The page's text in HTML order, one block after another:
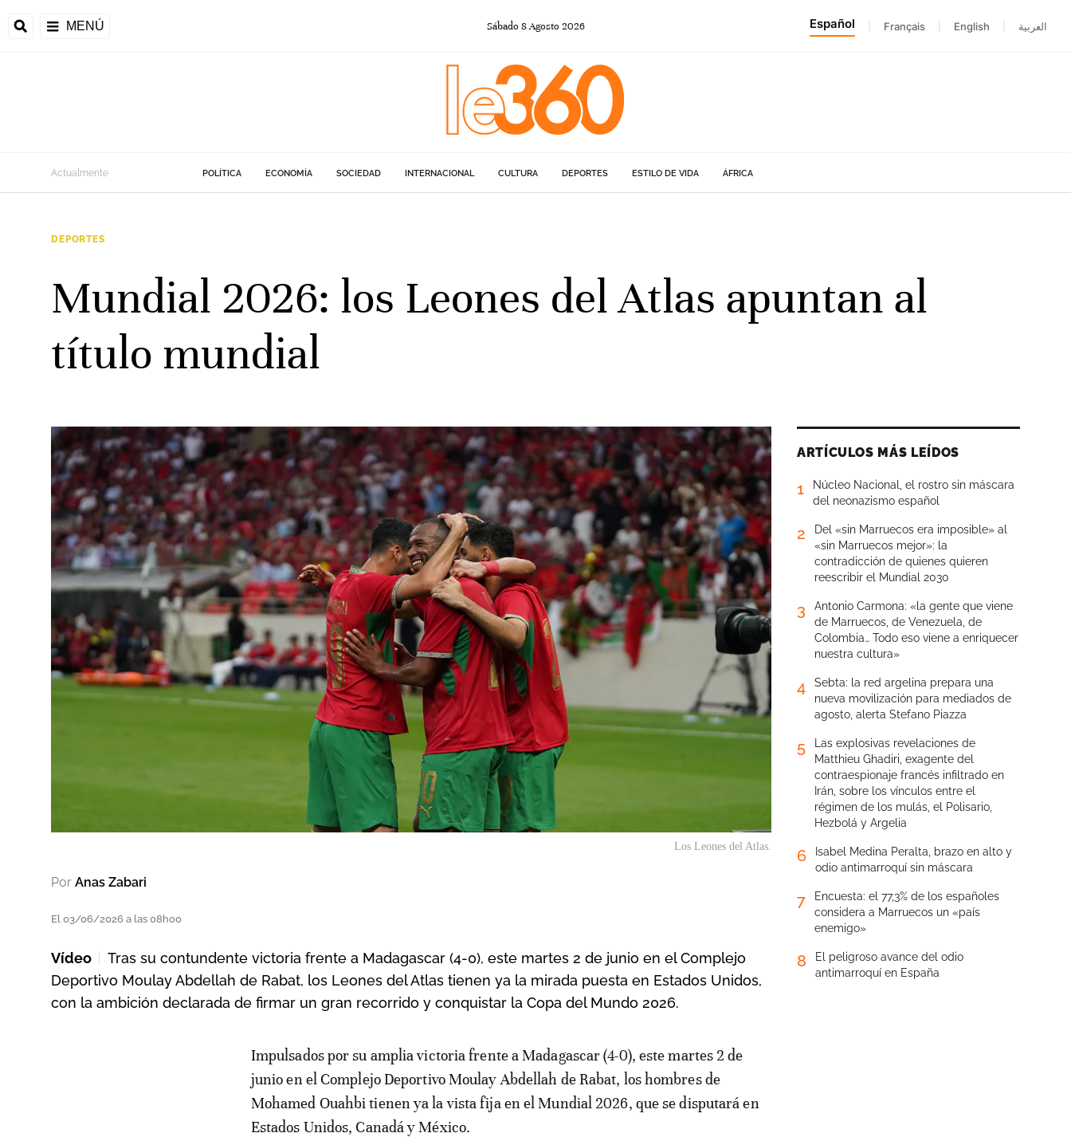
MENÚ Sábado 8Agosto 2026 Español Français English العربية
Actualmente POLÍTICA ECONOMÍA SOCIEDAD INTERNACIONAL CULTURA DEPORTES ESTILO DE VIDA ÁFRICA
DEPORTES
Mundial 2026: los Leones del Atlas apuntan al
título mundial
Los Leones del Atlas.
Por Anas Zabari
El 03/06/2026 a las 08h00
Vídeo
Tras su contundente victoria frente a Madagascar (4-0), este martes 2 de junio en el Complejo
Deportivo Moulay Abdellah de Rabat, los Leones del Atlas tienen ya la mirada puesta en Estados Unidos,
con la ambición declarada de firmar un gran recorrido y conquistar la Copa del Mundo 2026.
Impulsados por su amplia victoria frente a Madagascar (4-0), este martes 2 de
junio en el Complejo Deportivo Moulay Abdellah de Rabat, los hombres de
Mohamed Ouahbi tienen ya la vista fija en el Mundial 2026, que se disputará en
Estados Unidos, Canadá y México.
ARTÍCULOS MÁS LEÍDOS
1
Núcleo Nacional, el rostro sin máscara
del neonazismo español
2
Del «sin Marruecos era imposible» al
«sin Marruecos mejor»: la
contradicción de quienes quieren
reescribir el Mundial 2030
3
Antonio Carmona: «la gente que viene
de Marruecos, de Venezuela, de
Colombia… Todo eso viene a enriquecer
nuestra cultura»
4
Sebta: la red argelina prepara una
nueva movilización para mediados de
agosto, alerta Stefano Piazza
5
Las explosivas revelaciones de
Matthieu Ghadiri, exagente del
contraespionaje francés infiltrado en
Irán, sobre los vínculos entre el
régimen de los mulás, el Polisario,
Hezbolá y Argelia
6
Isabel Medina Peralta, brazo en alto y
odio antimarroquí sin máscara
7
Encuesta: el 77,3% de los españoles
considera a Marruecos un «país
enemigo»
8
El peligroso avance del odio
antimarroquí en España